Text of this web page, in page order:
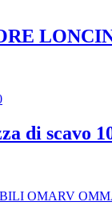
di scavo